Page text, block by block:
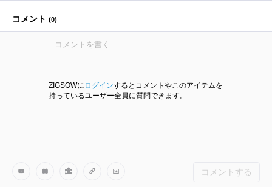
コメント (0)
ZIGSOWに ログインするとコメントやこのアイテムを
持っているユーザー全員に質問できます。
コメントする